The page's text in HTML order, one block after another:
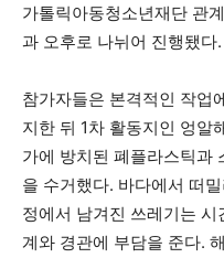
가톨릭아동청소년재단 관
과 오후로 나뉘어 진행됐다.
참가자들은 본격적인 작업
지한 뒤 1차 활동지인 엉알
가에 방치된 폐플라스틱과
을 수거했다. 바다에서 떠
정에서 남겨진 쓰레기는
계와 경관에 부담을 준다.